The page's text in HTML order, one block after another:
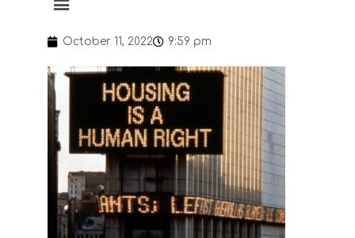
October 11, 2022 9:59 pm